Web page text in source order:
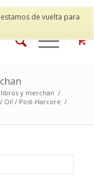
de vuelta para
y merchan /
Oi! / Post-Harcore /